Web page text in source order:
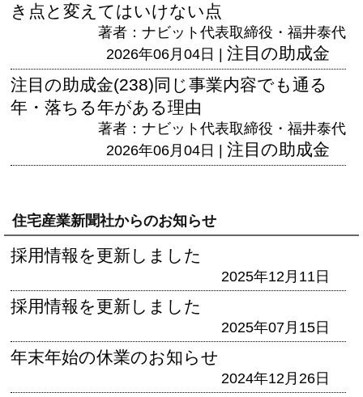
き点と変えてはいけない点
著者：ナビット代表取締役・福井泰代
2026年06月04日 | 注目の助成金
注目の助成金(238)同じ事業内容でも通る
年・落ちる年がある理由
著者：ナビット代表取締役・福井泰代
2026年06月04日 | 注目の助成金
住宅産業新聞社からのお知らせ
採用情報を更新しました
2025年12月11日
採用情報を更新しました
2025年07月15日
年末年始の休業のお知らせ
2024年12月26日